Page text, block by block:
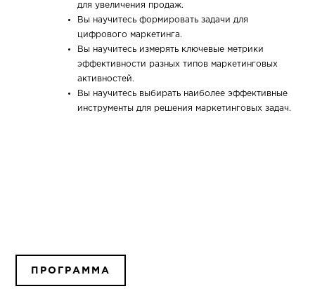
для увеличения продаж.
Вы научитесь формировать задачи для
цифрового маркетинга.
Вы научитесь измерять ключевые метрики
эффективности разных типов маркетинговых
активностей.
Вы научитесь выбирать наиболее эффективные
инструменты для решения маркетинговых задач.
ПРОГРАММА